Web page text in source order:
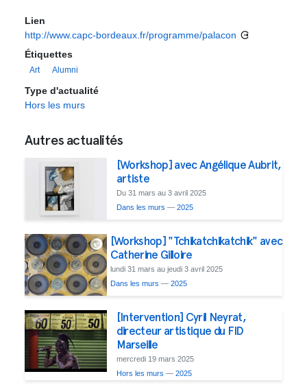
Lien
http://www.capc-bordeaux.fr/programme/palacon
Étiquettes
Art Alumni
Type d'actualité
Hors les murs
Autres actualités
[Workshop] avec Angélique Aubrit,
artiste
Du 31 mars au 3 avril 2025
Dans les murs — 2025
[Workshop] "Tchikatchikatchik" avec
Catherine Gilloire
lundi 31 mars au jeudi 3 avril 2025
Dans les murs — 2025
[Intervention] Cyril Neyrat,
directeur artistique du FID
Marseille
mercredi 19 mars 2025
Hors les murs — 2025